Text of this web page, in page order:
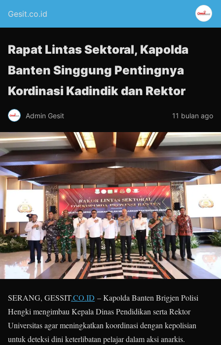
Gesit.co.id
Rapat Lintas Sektoral, Kapolda
Banten Singgung Pentingnya
Kordinasi Kadindik dan Rektor
Admin Gesit 11 bulan ago
SERANG, GESSIT.CO.ID – Kapolda Banten Brigjen Polisi
Hengki mengimbau Kepala Dinas Pendidikan serta Rektor
Universitas agar meningkatkan koordinasi dengan kepolisian
untuk deteksi dini keterlibatan pelajar dalam aksi anarkis.